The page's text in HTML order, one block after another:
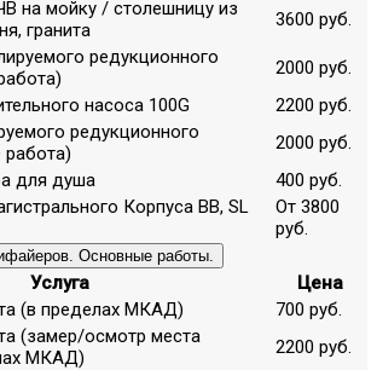
на мойку / столешницу из
гранита
3600 руб.
редукционного
2000 руб.
насоса 100G
2200 руб.
редукционного
работа)
2000 руб.
для душа
400 руб.
Корпуса ВВ, SL
От 3800
руб.
Основные работы.
Услуга
Цена
(в пределах МКАД)
700 руб.
(замер/осмотр места
МКАД)
2200 руб.